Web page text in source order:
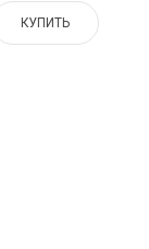
КУПИТЬ